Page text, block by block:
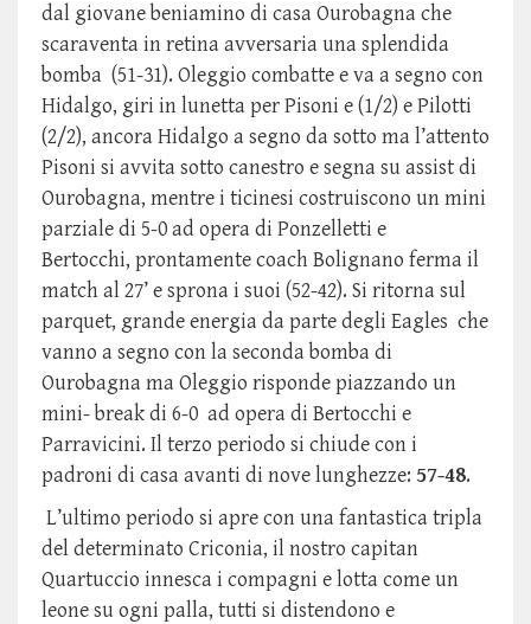
dal giovane beniamino di casa Ourobagna che
scaraventa in retina avversaria una splendida
bomba (51-31). Oleggio combatte e va a segno con
Hidalgo, giri in lunetta per Pisoni e (1/2) e Pilotti
(2/2), ancora Hidalgo a segno da sotto ma l’attento
Pisoni si avvita sotto canestro e segna su assist di
Ourobagna, mentre i ticinesi costruiscono un mini
parziale di 5-0 ad opera di Ponzelletti e
Bertocchi, prontamente coach Bolignano ferma il
match al 27’ e sprona i suoi (52-42). Si ritorna sul
parquet, grande energia da parte degli Eagles che
vanno a segno con la seconda bomba di
Ourobagna ma Oleggio risponde piazzando un
mini- break di 6-0 ad opera di Bertocchi e
Parravicini. Il terzo periodo si chiude con i
padroni di casa avanti di nove lunghezze: 57-48.
L’ultimo periodo si apre con una fantastica tripla
del determinato Criconia, il nostro capitan
Quartuccio innesca i compagni e lotta come un
leone su ogni palla, tutti si distendono e